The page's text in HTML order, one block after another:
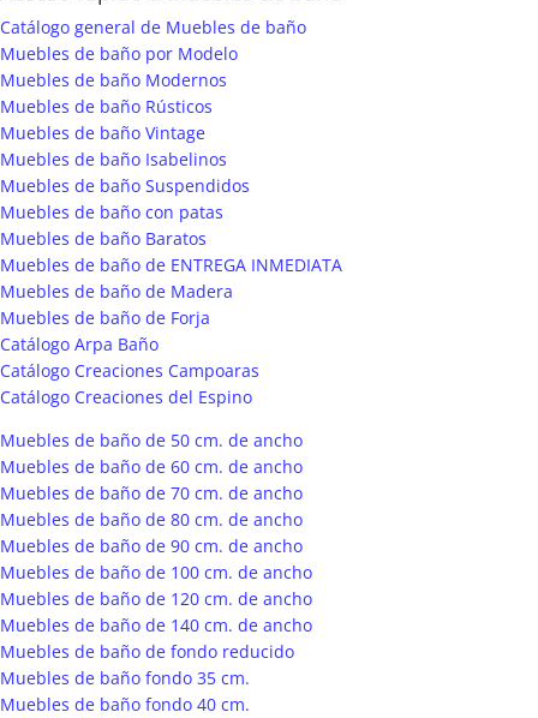
Catálogo general de Muebles de baño
Muebles de baño por Modelo
Muebles de baño Modernos
Muebles de baño Rústicos
Muebles de baño Vintage
Muebles de baño Isabelinos
Muebles de baño Suspendidos
Muebles de baño con patas
Muebles de baño Baratos
Muebles de baño de ENTREGA INMEDIATA
Muebles de baño de Madera
Muebles de baño de Forja
Catálogo Arpa Baño
Catálogo Creaciones Campoaras
Catálogo Creaciones del Espino
Muebles de baño de 50 cm. de ancho
Muebles de baño de 60 cm. de ancho
Muebles de baño de 70 cm. de ancho
Muebles de baño de 80 cm. de ancho
Muebles de baño de 90 cm. de ancho
Muebles de baño de 100 cm. de ancho
Muebles de baño de 120 cm. de ancho
Muebles de baño de 140 cm. de ancho
Muebles de baño de fondo reducido
Muebles de baño fondo 35 cm.
Muebles de baño fondo 40 cm.